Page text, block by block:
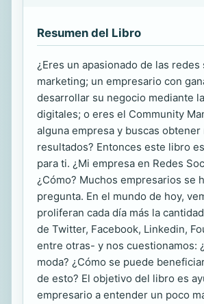
Resumen del Libro
¿Eres un apasionado de las redes
marketing; un empresario con
desarrollar su negocio mediante
digitales; o eres el Community
alguna empresa y buscas obtener
resultados? Entonces este libro
para ti. ¿Mi empresa en Redes
¿Cómo? Muchos empresarios se
pregunta. En el mundo de hoy,
proliferan cada día más la
de Twitter, Facebook, Linkedin,
entre otras- y nos cuestionamos:
moda? ¿Cómo se puede
de esto? El objetivo del libro es
empresario a entender un poco